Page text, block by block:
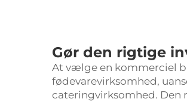
Gør den rigtige
At vælge en kommerciel
fødevarevirksomhed,
cateringvirksomhed. Den